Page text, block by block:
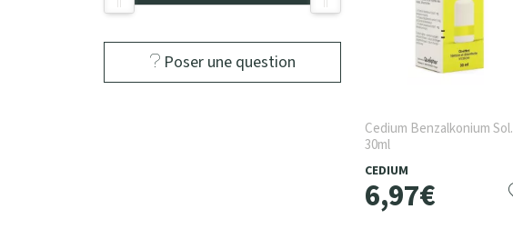
Cedium Benzalkonium Sol.
30ml
CEDIUM
6,97€
Poser une question